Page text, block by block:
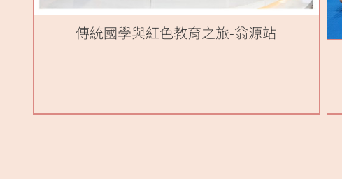
傳統國學與紅色教育之旅-翁源站